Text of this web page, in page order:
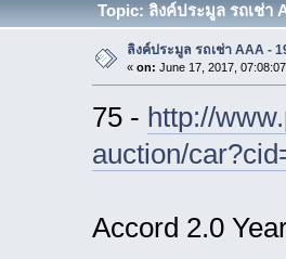
Topic: ลิงค์ประมูล รถเช่า
ลิงค์ประมูล รถเช่า AAA -
« on: June 17, 2017,
75 - http://
auction/
Accord 2.0